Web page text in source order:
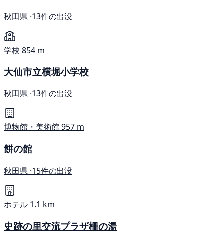
秋田県 ·13件の出没
学校 854 m
大仙市立横堀小学校
秋田県 ·13件の出没
博物館・美術館957 m
餅の館
秋田県 ·15件の出没
ホテル 1.1 km
史跡の里交流プラザ柵の湯